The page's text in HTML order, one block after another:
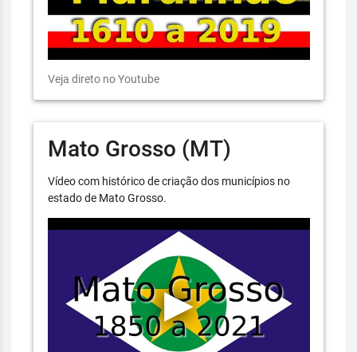
Veja direto no Youtube
Mato Grosso (MT)
Vídeo com histórico de criação dos municípios no
estado de Mato Grosso.